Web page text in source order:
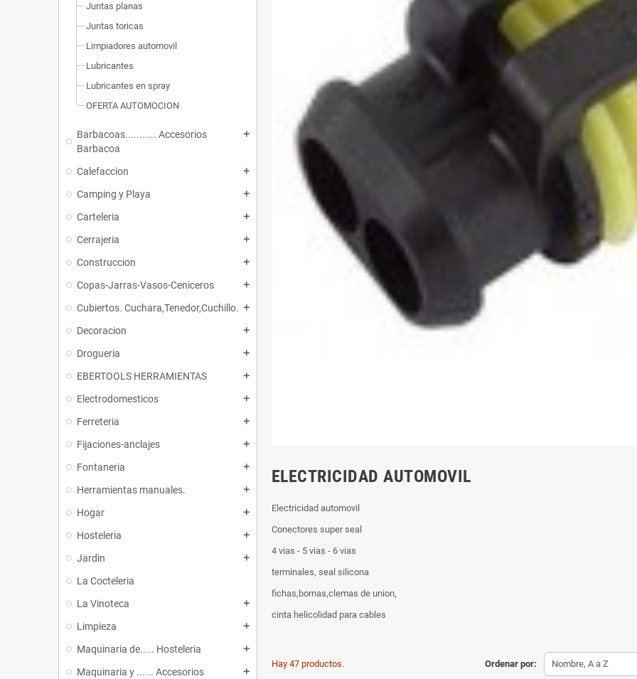
Juntas planas
Juntas toricas
Limpiadores automovil
Lubricantes
Lubricantes en spray
OFERTA AUTOMOCION
Barbacoas........... Accesorios
Barbacoa
add
Calefaccion add
Camping y Playa add
Carteleria add
Cerrajeria add
Construccion add
Copas-Jarras-Vasos-Ceniceros add
Cubiertos. Cuchara,Tenedor,Cuchillo. add
Decoracion add
Drogueria add
EBERTOOLS HERRAMIENTAS add
Electrodomesticos add
Ferreteria add
Fijaciones-anclajes add
Fontaneria add
Herramientas manuales. add
Hogar add
Hosteleria add
Jardin add
La Cocteleria
La Vinoteca
add
Limpieza add
Maquinaria de..... Hosteleria add
Maquinaria y ...... Accesorios add
ELECTRICIDAD AUTOMOVIL
Electricidad automovil
Conectores super seal
4 vias - 5 vias - 6 vias
terminales, seal silicona
fichas,bornas,clemas de union,
cinta helicolidad para cables
Ordenar por: Nombre, A a Z
Hay 47 productos.